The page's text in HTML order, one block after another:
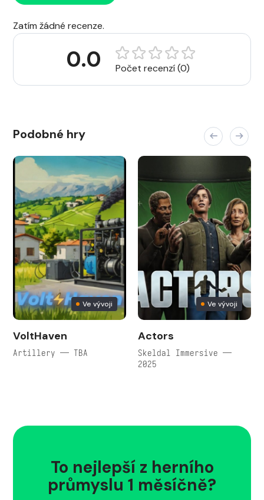
Zatím žádné recenze.
0.0 Počet recenzí (0)
Podobné hry
Ve vývoji
VoltHaven
Artillery — TBA
Ve vývoji
Actors
Skeldal Immersive —
2025
To nejlepší z herního
průmyslu 1 měsíčně?